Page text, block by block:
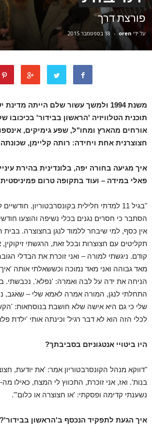
פורצת דרך
על ידי oren
- 18 בספטמבר 2015
משנת 1994 ולמשך עשור שלם הייתה
תוכנית הטלוויזיה 'הראשון בבידור' בכיכובו
אורחים מהארץ ומחו"ל, שפע גימיקים,
חצוצרנית אחת ויחידה: רותה קליימן,
איך מגיעה בחורה יפה, בלונדינית בהירת
פאלי במידה – ועוד בתקופה טרום
"בגיל 11 למדתי חלילית בקונסרבטוריון.
הסתבר כי חסרים נגנים בכלי נשיפה והוצעו
אין כסף, למי שיבחר ללמוד לנגן בחצוצרה. בבית
תקליטים עם חצוצרות ובכל זאת, הרגשתי זיקוקין,
קודם. ניגשתי למורה – ואני זוכרת את הבדלי
מאד גבוהה ואני מאד נמוכה וכששאלתי אותה
הניחה את ידה על לבה ואמרה: 'נפלא'. נכבשתי.
התחלתי לנגן, המורה אמרה לאמא שלי – שאגב,
שלי כי גם היא אישה שלא חושבת בנוסחאות:
לכלי הזה הוא לא דבר רגיל' וכינתה אותי 'ילדת
היו ביטויי אנטגוניזם בסביבתך?
"דווקא מנהל הקונסרבטוריון אמר: 'את יודעת,
בנות'. ואז, אני זוכרת, התכווץ לי המצח, כאילו
נשענתי קדימה ופסקתי: 'או חצוצרה או כלום'".
איך הגעת לתפקיד הנכסף ב'הראשון בבידור'?